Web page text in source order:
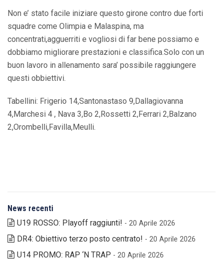
Non e’ stato facile iniziare questo girone contro due forti
squadre come Olimpia e Malaspina, ma
concentrati,agguerriti e vogliosi di far bene possiamo e
dobbiamo migliorare prestazioni e classifica.Solo con un
buon lavoro in allenamento sara’ possibile raggiungere
questi obbiettivi.
Tabellini: Frigerio 14,Santonastaso 9,Dallagiovanna
4,Marchesi 4 , Nava 3,Bo 2,Rossetti 2,Ferrari 2,Balzano
2,Orombelli,Favilla,Meulli.
News recenti
U19 ROSSO: Playoff raggiunti! - 20 Aprile 2026
DR4: Obiettivo terzo posto centrato! - 20 Aprile 2026
U14 PROMO: RAP ‘N TRAP - 20 Aprile 2026